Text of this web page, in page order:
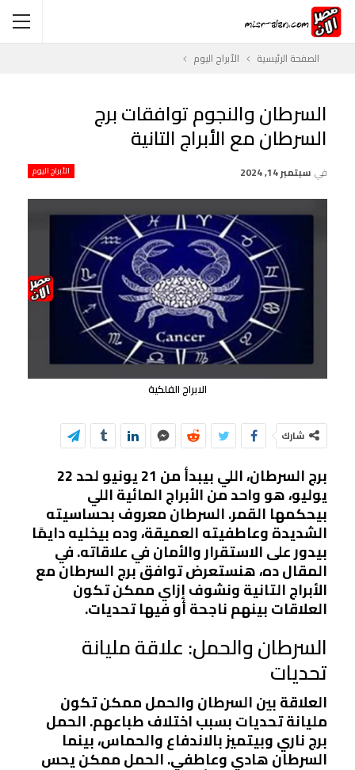
الصفحة الرئيسية الأبراج اليوم
السرطان والنجوم توافقات برج
السرطان مع الأبراج التانية
الأبراج اليوم في سبتمبر 14, 2024
الابراج الفلكية
شارك
برج السرطان، اللي بيبدأ من 21 يونيو لحد 22
يوليو، هو واحد من الأبراج المائية اللي
بيحكمها القمر. السرطان معروف بحساسيته
الشديدة وعاطفيته العميقة، وده بيخليه دايمًا
بيدور على الاستقرار والأمان في علاقاته. في
المقال ده، هنستعرض توافق برج السرطان مع
الأبراج التانية ونشوف إزاي ممكن تكون
العلاقات بينهم ناجحة أو فيها تحديات.
السرطان والحمل: علاقة مليانة
تحديات
العلاقة بين السرطان والحمل ممكن تكون
مليانة تحديات بسبب اختلاف طباعهم. الحمل
برج ناري وبيتميز بالاندفاع والحماس، بينما
السرطان هادي وعاطفي. الحمل ممكن يحس